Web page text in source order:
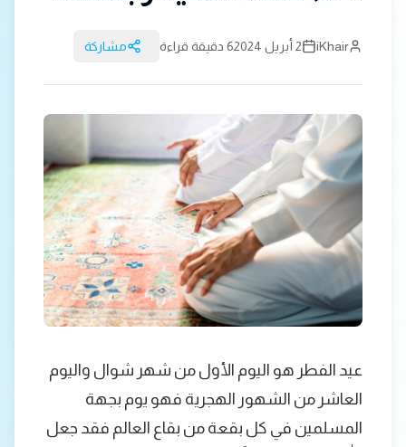
iKhair 2 أبريل 2024 6 دقيقة قراءة مشاركة
عيد الفطر هو اليوم الأول من شهر شوال واليوم
العاشر من الشهور الهجرية فهو يوم بجهة
المسلمين في كل بقعة من بقاع العالم فقد جعل